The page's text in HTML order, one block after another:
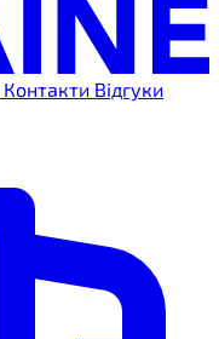
Контакти Відгуки